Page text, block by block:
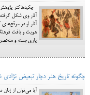
چکیدهاکثر
آثار وی شکل
آثار او در مرقع‌های
هویت و بافت
یاری‌جسته و
چگونه تاریخ هنر دچار تبعیض
آیا می‌توان از